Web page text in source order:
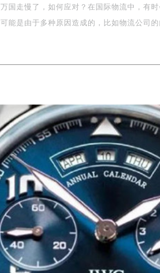
万国走慢了，如何应对？在国际物流中，有
可能是由于多种原因造成的，比如物流公司